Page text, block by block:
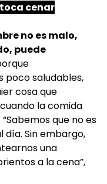
cenar
no es malo,
puede
poco saludables,
cosa que
la comida
que no es
día. Sin embargo,
una
a la cena”,